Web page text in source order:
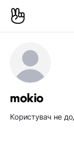
mokio
Користувач не